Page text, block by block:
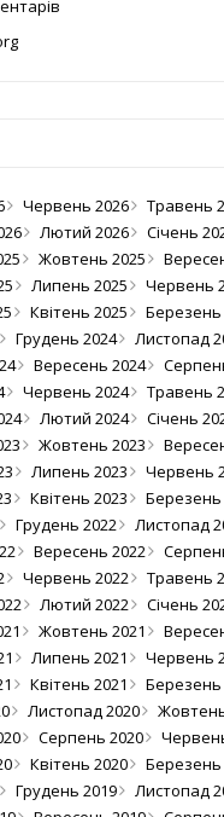
Червень 2026 Травень
Лютий 2026 Січень
Жовтень 2025
Липень 2025
Червень
Квітень 2025 Березень
Грудень 2024
Листопад
Вересень 2024
Червень 2024 Травень
Лютий 2024 Січень
Жовтень 2023
Липень 2023
Червень
Квітень 2023 Березень
Грудень 2022
Листопад
Вересень 2022
Червень 2022 Травень
Лютий 2022 Січень
Жовтень 2021
Липень 2021
Червень
Квітень 2021 Березень
Листопад 2020
Серпень 2020
Квітень 2020 Березень
Грудень 2019
Листопад